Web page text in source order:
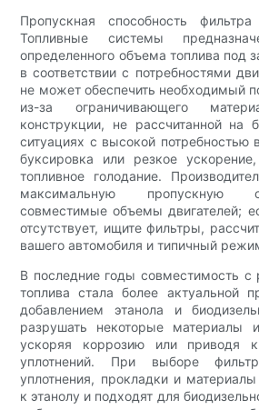
Пропускная способность
Топливные системы
определенного объема топлива под
в соответствии с потребностями
не может обеспечить необходимый
из-за ограничивающего
конструкции, не рассчитанной
ситуациях с высокой потребностью
буксировка или резкое
топливное голодание.
максимальную пропускную
совместимые объемы двигателей;
отсутствует, ищите фильтры,
вашего автомобиля и типичный
В последние годы совместимость
топлива стала более актуальной
добавлением этанола и
разрушать некоторые материалы
ускоряя коррозию или приводя
уплотнений. При выборе
уплотнения, прокладки и
к этанолу и подходят для